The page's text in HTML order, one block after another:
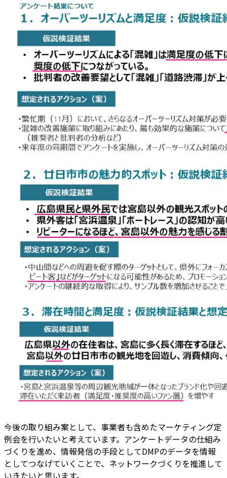
今後の取り組み案として、事業者も含めたマーケティング定
例会を行いたいと考えています。アンケートデータの仕組み
づくりを進め、情報発信の手段としてDMPのデータを情報
としてつなげていくことで、ネットワークづくりを推進して